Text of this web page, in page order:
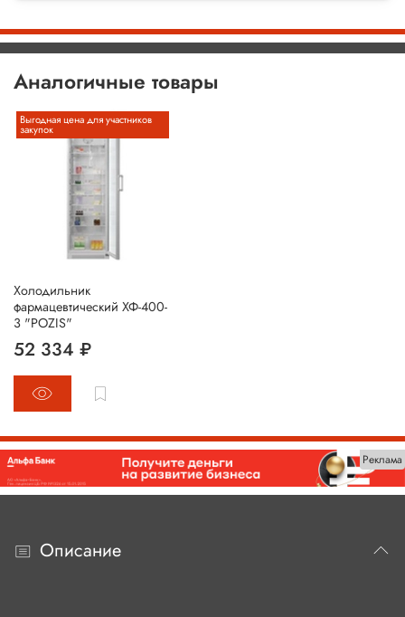
Аналогичные товары
Выгодная цена для участников
закупок
Холодильник
фармацевтический ХФ-400-
3 "POZIS"
52 334 ₽
Реклама
Описание